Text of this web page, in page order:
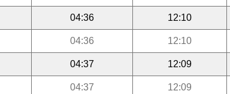
04:36 12:10
04:36 12:10
04:37 12:09
04:37 12:09